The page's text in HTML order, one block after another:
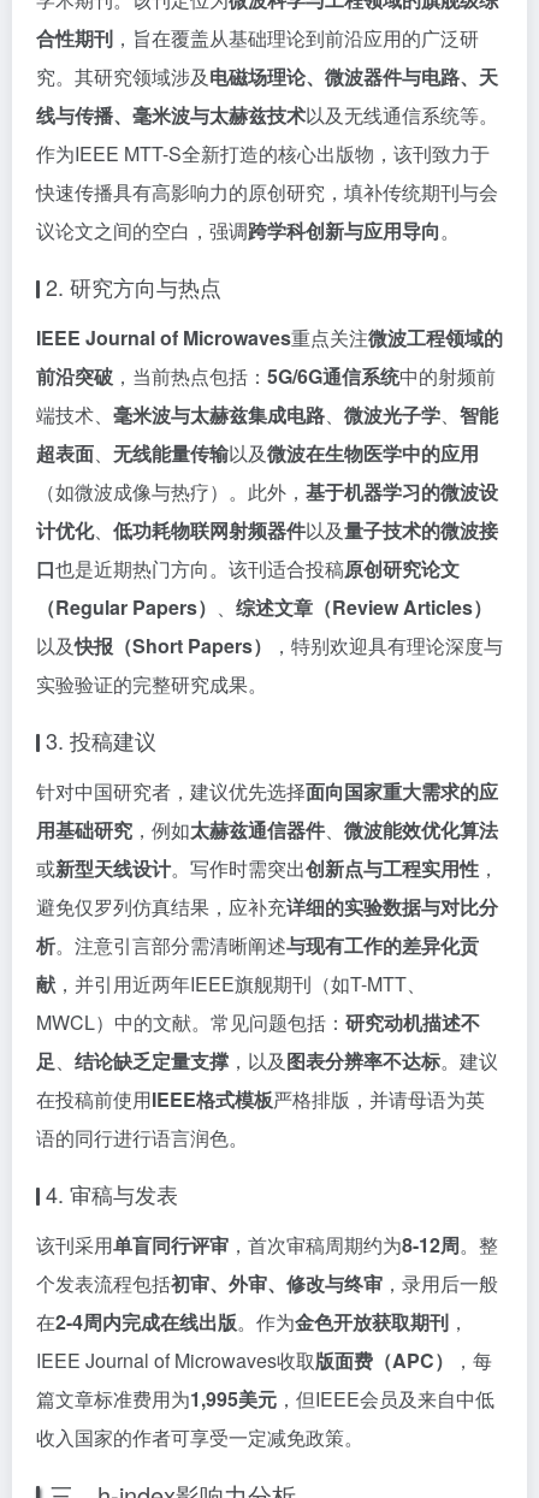
合性期刊 ，旨在覆盖从基础理论到前沿应用的广泛研
究。其研究领域涉及电磁场理论、微波器件与电路、天
线与传播、毫米波与太赫兹技术以及无线通信系统等。
作为IEEE MTT-S全新打造的核心出版物，该刊致力于
快速传播具有高影响力的原创研究，填补传统期刊与会
议论文之间的空白，强调跨学科创新与应用导向。
2. 研究方向与热点
IEEE Journal of Microwaves重点关注微波工程领域的
前沿突破 ，当前热点包括： 5G/6G通信系统中的射频前
端技术、 毫米波与太赫兹集成电路、 微波光子学、 智能
超表面、 无线能量传输以及微波在生物医学中的应用
（如微波成像与热疗）。此外， 基于机器学习的微波设
计优化、 低功耗物联网射频器件以及量子技术的微波接
口也是近期热门方向。该刊适合投稿原创研究论文
（Regular Papers） 、 综述文章（Review Articles）
以及快报（Short Papers）
，特别欢迎具有理论深度与
实验验证的完整研究成果。
3. 投稿建议
针对中国研究者，建议优先选择面向国家重大需求的应
用基础研究 ，例如太赫兹通信器件、 微波能效优化算法
或新型天线设计。写作时需突出创新点与工程实用性 ，
避免仅罗列仿真结果，应补充详细的实验数据与对比分
析。注意引言部分需清晰阐述与现有工作的差异化贡
献 ，并引用近两年IEEE旗舰期刊（如T-MTT、
MWCL）中的文献。常见问题包括： 研究动机描述不
足、 结论缺乏定量支撑 ，以及图表分辨率不达标。建议
在投稿前使用IEEE格式模板严格排版，并请母语为英
语的同行进行语言润色。
4. 审稿与发表
该刊采用单盲同行评审 ，首次审稿周期约为8-12周。整
个发表流程包括初审、外审、修改与终审 ，录用后一般
在2-4周内完成在线出版。作为金色开放获取期刊 ，
IEEE Journal of Microwaves收取版面费（APC）
，每
篇文章标准费用为1,995美元 ，但IEEE会员及来自中低
收入国家的作者可享受一定减免政策。